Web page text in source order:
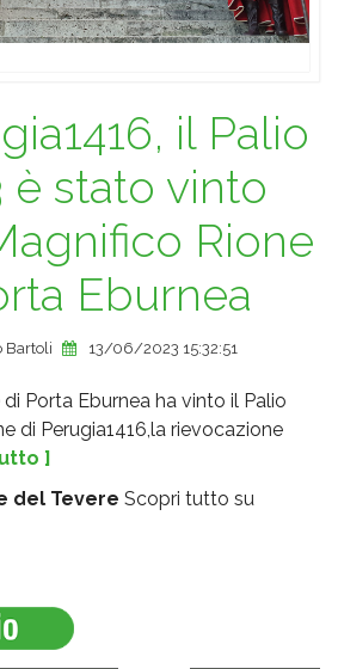
il Palio
è stato vinto
Rione
Eburnea
Bartoli 13/06/2023 15:32:51
Porta Eburnea ha vinto il Palio
di Perugia1416,la rievocazione
]
del Tevere Scopri tutto su